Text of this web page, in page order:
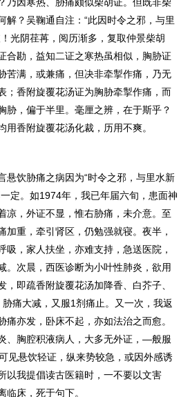
解？吴鞠通自注：“此因时令之邪，与里
光阴荏苒，阅历渐多，复取仲景柴胡
合勘，益知二证之寒热虽相似，胸胁证
苦满，或兼痛，但决非牵掣作痛，乃无
； 香附旋覆花汤证为胸胁牵掣作痛，而
胁，偏于半里。 毫厘之辨，在于斯乎？
用香附旋覆花汤化裁，历用不爽。
悬饮胁痛之病因为“时令之邪，与里水新
定。如1974年，我已年届六旬，患面神
凉，外证不显，惟右胁痛，未介意。至
加重，牵引肾区，仍勉强就寝。夜半，
吸，家人扶坐，亦难支持，急送医院，
。次晨，西医诊断为小叶性肺炎，欲用
，即疏香附旋覆花汤加降香、白芥子、
痛大减，又服1剂痛止。又一次，我返
痛亦发，卧床不起，亦如法治之而愈。
、胸腔积液病人，大多无外证 ， —般服
见悬饮轻证，纵来势较急，或因外感诱
以我提倡读古医籍时，一不要以文害
临床，死于句下。